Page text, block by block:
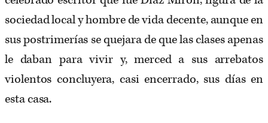
sociedad local y hombre de vida decente, aunque en
sus postrimerías se quejara de que las clases apenas
le daban para vivir y, merced a sus arrebatos
violentos concluyera, casi encerrado, sus días en
esta casa.